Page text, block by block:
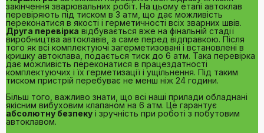
закінчення зварювальних робіт. На цьому етапі автоклав
перевіряють під тиском в 3 атм, що дає можливість
переконатися в якості і герметичності всіх зварних швів.
Друга перевірка відбувається вже на фінальній стадії
виробництва автоклавів, а саме перед відправкою. Після
того як всі комплектуючі загерметизовані і встановлені в
кришку автоклава, подається тиск до 6 атм. Така перевірка
дає можливість переконатися в працездатності
комплектуючих і їх герметизації і ущільнення. Під таким
тиском пристрій перебуває не менш ніж 24 години.
Більш того, важливо знати, що всі наші прилади обладнані
якісним вибуховим клапаном на 6 атм. Це гарантує
абсолютну безпеку і зручність при роботі з побутовим
автоклавом.